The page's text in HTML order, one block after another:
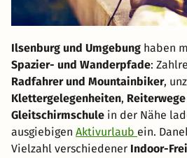
Ilsenburg und Umgebung haben
Spazier- und Wanderpfade:
Radfahrer und Mountainbiker,
Klettergelegenheiten, Reiterwege
Gleitschirmschule in der Nähe
ausgiebigen Aktivurlaub ein.
Vielzahl verschiedener Indoor-